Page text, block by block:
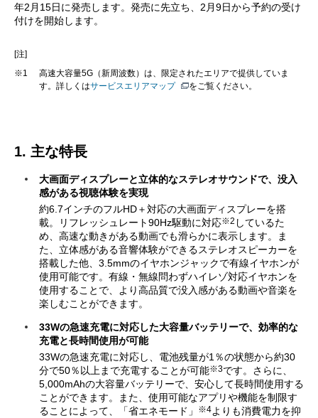
年2月15日に発売します。発売に先立ち、2月9日から予約の受け
付けを開始します。
[注]
※1
高速大容量5G（新周波数）は、限定されたエリアで提供していま
す。詳しくはサービスエリアマップ をご覧ください。
1. 主な特長
大画面ディスプレーと立体的なステレオサウンドで、没入
感がある視聴体験を実現
約6.7インチのフルHD＋対応の大画面ディスプレーを搭
載。リフレッシュレート90Hz駆動に対応※2 しているた
め、高速な動きがある動画でも滑らかに表示します。ま
た、立体感がある音響体験ができるステレオスピーカーを
搭載した他、3.5mmのイヤホンジャックで有線イヤホンが
使用可能です。有線・無線問わずハイレゾ対応イヤホンを
使用することで、より高品質で没入感がある動画や音楽を
楽しむことができます。
33Wの急速充電に対応した大容量バッテリーで、効率的な
充電と長時間使用が可能
33Wの急速充電に対応し、電池残量が1％の状態から約30
分で50％以上まで充電することが可能※3です。さらに、
5,000mAhの大容量バッテリーで、安心して長時間使用する
ことができます。また、使用可能なアプリや機能を制限す
ることによって、「省エネモード」
※4よりも消費電力を抑